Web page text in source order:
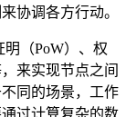
协调各方行动。
（PoW）、权
来实现节点之间
同的场景，工作
过计算复杂的数